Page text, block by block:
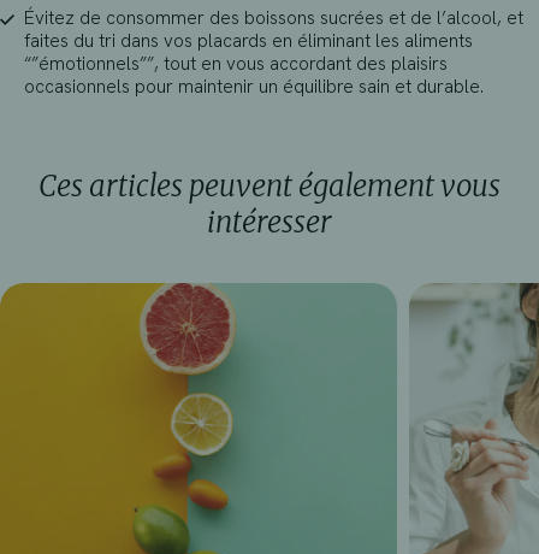
Évitez de consommer des boissons sucrées et de l’alcool, et
faites du tri dans vos placards en éliminant les aliments
“”émotionnels””, tout en vous accordant des plaisirs
occasionnels pour maintenir un équilibre sain et durable.
Ces articles peuvent également vous
intéresser